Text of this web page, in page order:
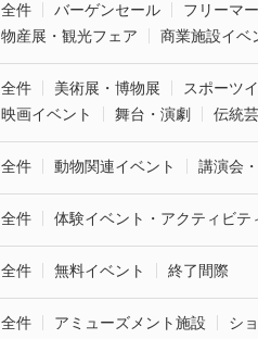
全件 バーゲンセール フリーマ
物産展・観光フェア
商業施設イベ
全件 美術展・博物展 スポーツ
映画イベント
舞台・演劇 伝統
全件 動物関連イベント 講演会
全件 体験イベント・アクティビテ
全件 無料イベント 終了間際
全件 アミューズメント施設 シ